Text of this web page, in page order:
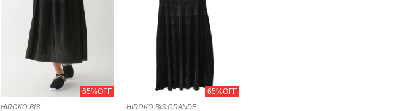
65%OFF
HIROKO BIS
65%OFF
HIROKO BIS GRANDE